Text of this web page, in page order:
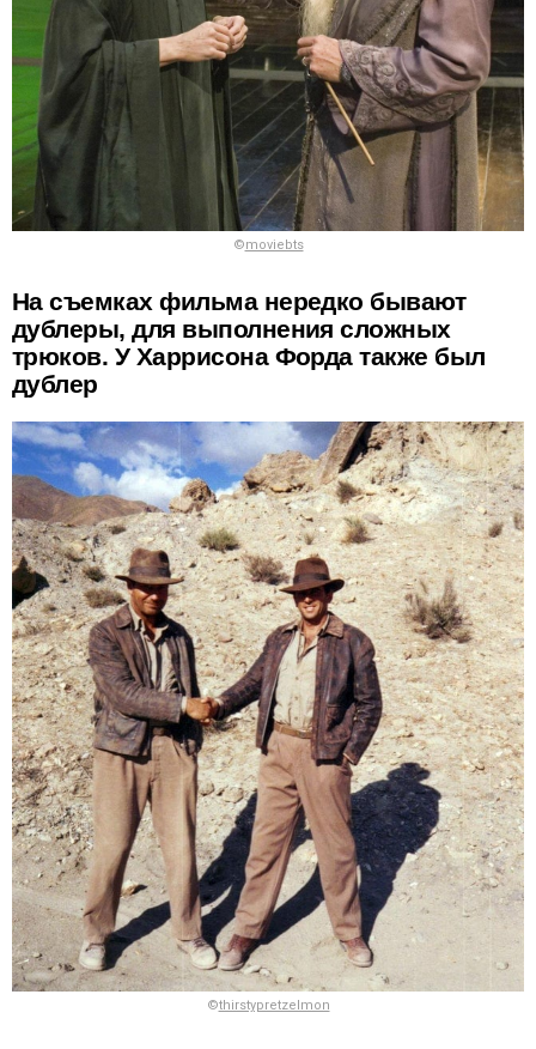
©moviebts
На съемках фильма нередко бывают
дублеры, для выполнения сложных
трюков. У Харрисона Форда также был
дублер
©thirstypretzelmon